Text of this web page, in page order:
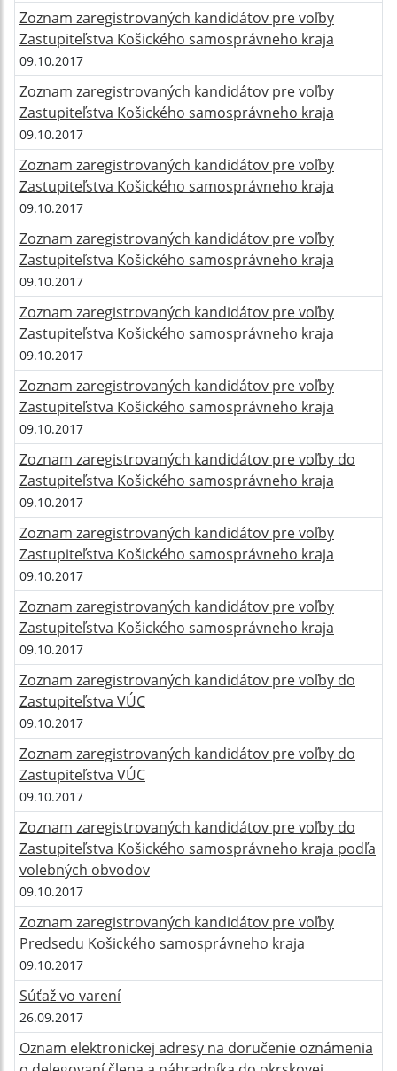
Zoznam zaregistrovaných kandidátov pre voľby
Zastupiteľstva Košického samosprávneho kraja
09.10.2017
Zoznam zaregistrovaných kandidátov pre voľby
Zastupiteľstva Košického samosprávneho kraja
09.10.2017
Zoznam zaregistrovaných kandidátov pre voľby
Zastupiteľstva Košického samosprávneho kraja
09.10.2017
Zoznam zaregistrovaných kandidátov pre voľby
Zastupiteľstva Košického samosprávneho kraja
09.10.2017
Zoznam zaregistrovaných kandidátov pre voľby
Zastupiteľstva Košického samosprávneho kraja
09.10.2017
Zoznam zaregistrovaných kandidátov pre voľby
Zastupiteľstva Košického samosprávneho kraja
09.10.2017
Zoznam zaregistrovaných kandidátov pre voľby do
Zastupiteľstva Košického samosprávneho kraja
09.10.2017
Zoznam zaregistrovaných kandidátov pre voľby
Zastupiteľstva Košického samosprávneho kraja
09.10.2017
Zoznam zaregistrovaných kandidátov pre voľby
Zastupiteľstva Košického samosprávneho kraja
09.10.2017
Zoznam zaregistrovaných kandidátov pre voľby do
Zastupiteľstva VÚC
09.10.2017
Zoznam zaregistrovaných kandidátov pre voľby do
Zastupiteľstva VÚC
09.10.2017
Zoznam zaregistrovaných kandidátov pre voľby do
Zastupiteľstva Košického samosprávneho kraja podľa
volebných obvodov
09.10.2017
Zoznam zaregistrovaných kandidátov pre voľby
Predsedu Košického samosprávneho kraja
09.10.2017
Súťaž vo varení
26.09.2017
Oznam elektronickej adresy na doručenie oznámenia